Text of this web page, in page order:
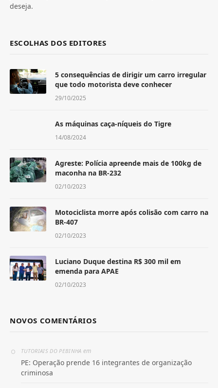
deseja.
ESCOLHAS DOS EDITORES
5 consequências de dirigir um carro irregular
que todo motorista deve conhecer
29/10/2025
As máquinas caça-níqueis do Tigre
14/08/2024
Agreste: Polícia apreende mais de 100kg de
maconha na BR-232
02/10/2023
Motociclista morre após colisão com carro na
BR-407
02/10/2023
Luciano Duque destina R$ 300 mil em
emenda para APAE
02/10/2023
NOVOS COMENTÁRIOS
TUTORIAIS DO PEBINHA em
PE: Operação prende 16 integrantes de organização
criminosa